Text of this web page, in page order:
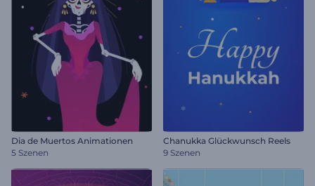
Dia de Muertos Animationen
5 Szenen
Chanukka Glückwunsch Reels
9 Szenen